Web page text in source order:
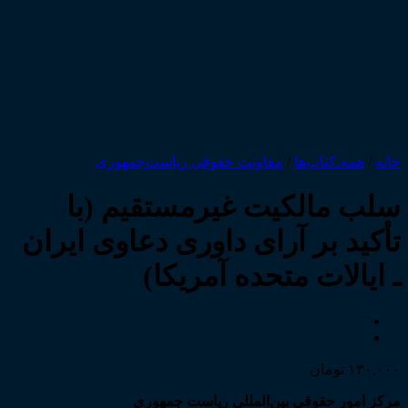
/ همه‌ـ‌کتاب‌ها / معاونت حقوقی ریاست‌جمهوری
مالکیت غیرمستقیم (با
بر آرای داوری دعاوی ایران
متحده آمریکا)
تومان
امور حقوقی بین‌المللی ریاست جمهوری